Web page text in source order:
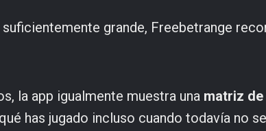
grande, Freebetrange
la app igualmente muestra una matriz
has jugado incluso cuando todavía no